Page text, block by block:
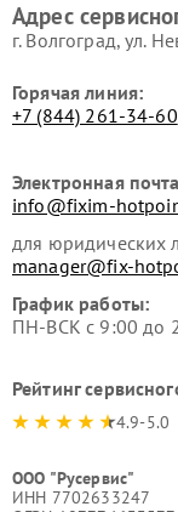
Ariston
Адрес
г. Волгоград, ул.
Горячая линия:
+7 (844) 261-34-60
Электронная
info@fixim-
для юридических
manager@fix-
График работы:
ПН-ВСК с 9:00 до
Рейтинг
4.9-5.0
ООО "Русервис"
ИНН 7702633247